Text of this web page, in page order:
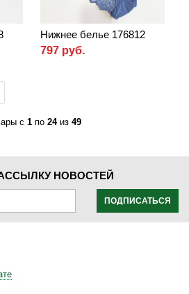
Нижнее белье 176812
797 руб.
с 1по 24из 49
НОВОСТЕЙ
ПОДПИСАТЬСЯ